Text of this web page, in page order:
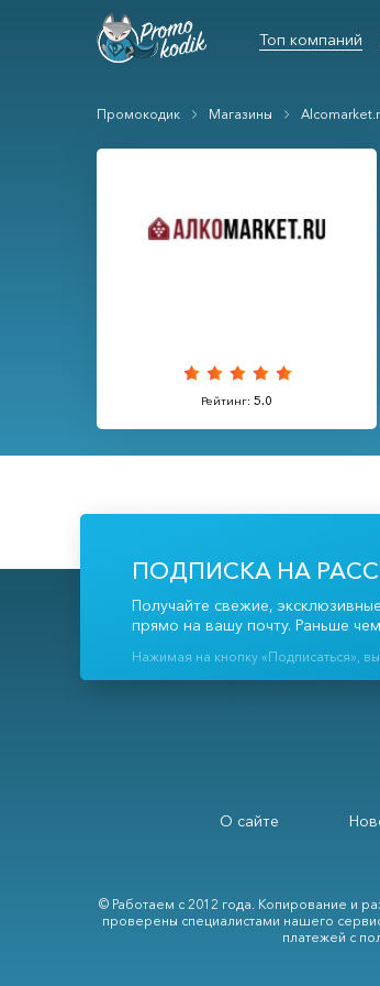
Топ компаний
Промокодик Магазины
Рейтинг: 5.0
ПОДПИСКА НА
Получайте свежие,
прямо на вашу почту. Раньше
Нажимая на кнопку «Подписаться»,
О сайте
© Работаем с 2012 года. Копирование и
проверены специалистами нашего
платежей с